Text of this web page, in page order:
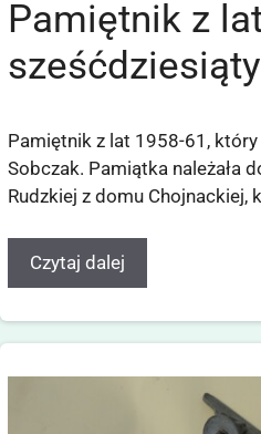
Pamiętnik z
Pamiętnik z lat 1958-61, który
Sobczak. Pamiątka należała
Rudzkiej z domu Chojnackiej,
Czytaj dalej